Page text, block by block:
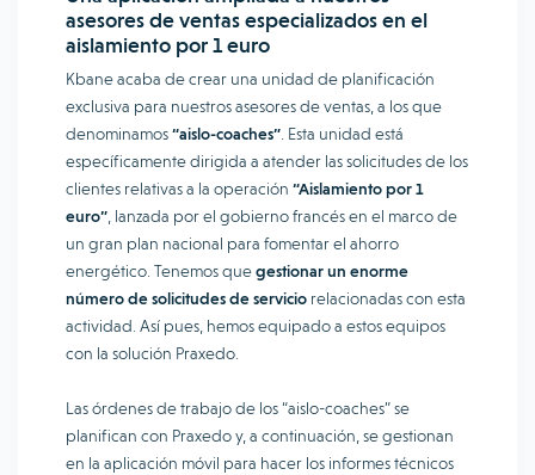
asesores de ventas especializados en el
aislamiento por 1 euro
Kbane acaba de crear una unidad de planificación
exclusiva para nuestros asesores de ventas, a los que
denominamos“aislo-coaches” . Esta unidad está
específicamente dirigida a atender las solicitudes de los
clientes relativas a la operación “Aislamiento por 1
euro” , lanzada por el gobierno francés en el marco de
un gran plan nacional para fomentar el ahorro
energético. Tenemos quegestionar un enorme
número de solicitudes de servicio relacionadas con esta
actividad. Así pues, hemos equipado a estos equipos
con la solución Praxedo.
Las órdenes de trabajo de los “aislo-coaches” se
planifican con Praxedo y, a continuación, se gestionan
en la aplicación móvil para hacer los informes técnicos